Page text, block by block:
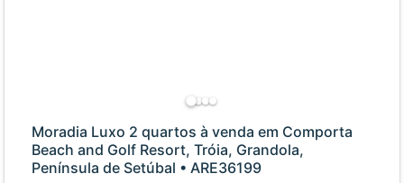
Moradia Luxo 2 quartos à venda em Comporta
Beach and Golf Resort, Tróia, Grandola,
Península de Setúbal • ARE36199